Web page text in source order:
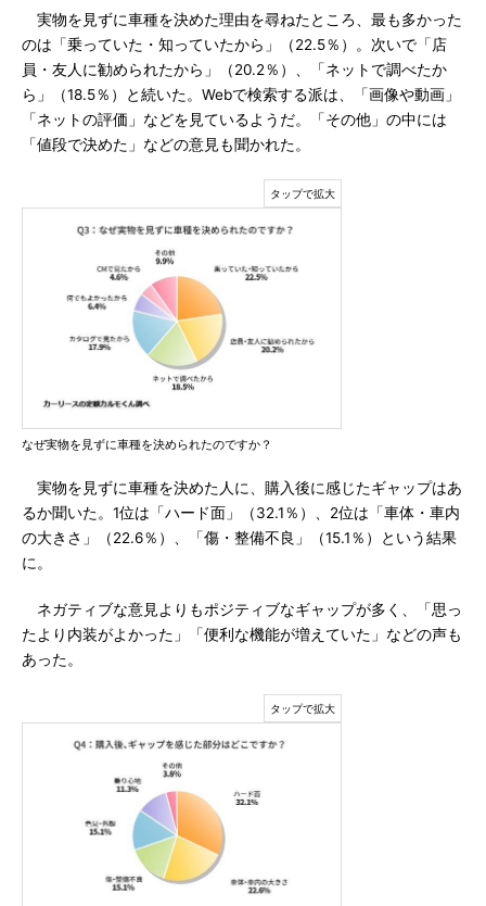
実物を見ずに車種を決めた理由を尋ねたところ、最も多かった
のは「乗っていた・知っていたから」（22.5％）。次いで「店
員・友人に勧められたから」（20.2％）、「ネットで調べたか
ら」（18.5％）と続いた。Webで検索する派は、「画像や動画」
「ネットの評価」などを見ているようだ。「その他」の中には
「値段で決めた」などの意見も聞かれた。
なぜ実物を見ずに車種を決められたのですか？
実物を見ずに車種を決めた人に、購入後に感じたギャップはあ
るか聞いた。1位は「ハード面」（32.1％）、2位は「車体・車内
の大きさ」（22.6％）、「傷・整備不良」（15.1％）という結果
に。
ネガティブな意見よりもポジティブなギャップが多く、「思っ
たより内装がよかった」「便利な機能が増えていた」などの声も
あった。